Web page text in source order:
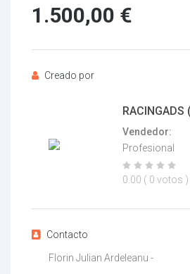
1.500,00 €
Creado por
RACINGADS
Vendedor:
Profesional
0.00 ( 0 votos )
Contacto
Florin Julian Ardeleanu -